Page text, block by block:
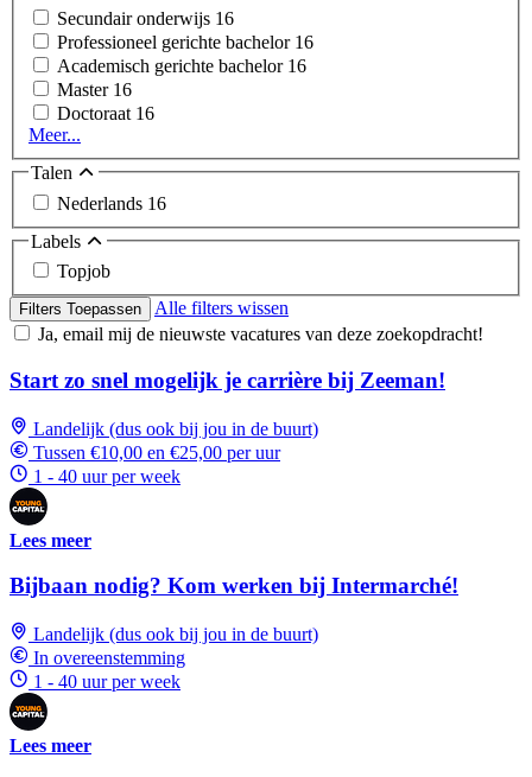
Secundair onderwijs 16
Professioneel gerichte bachelor 16
Academisch gerichte bachelor 16
Master 16
Doctoraat 16
Meer...
Talen
Nederlands 16
Labels
Topjob
Filters Toepassen
Alle filters wissen
Ja, email mij de nieuwste vacatures van deze zoekopdracht!
Start zo snel mogelijk je carrière bij Zeeman!
Landelijk (dus ook bij jou in de buurt)
Tussen €10,00 en €25,00 per uur
1 - 40 uur per week
Lees meer
Bijbaan nodig? Kom werken bij Intermarché!
Landelijk (dus ook bij jou in de buurt)
In overeenstemming
1 - 40 uur per week
Lees meer